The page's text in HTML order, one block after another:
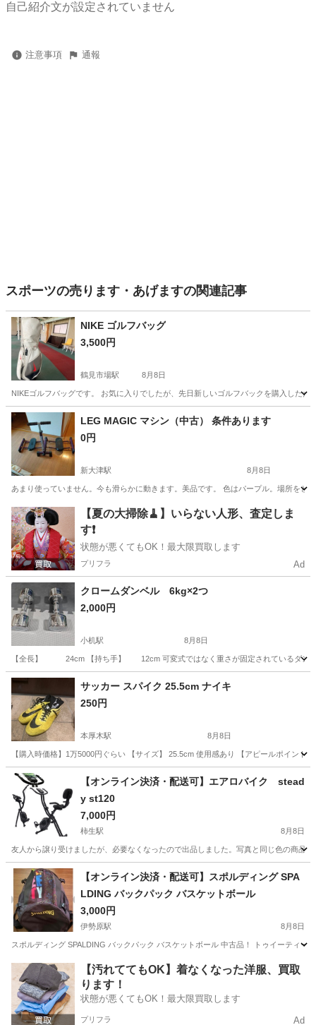
自己紹介文が設定されていません
注意事項 通報
スポーツの売ります・あげますの関連記事
NIKE ゴルフバッグ
3,500円
鶴見市場駅 8月8日
NIKEゴルフバッグです。 お気に入りでしたが、先日新しいゴルフバックを購入した
神奈川 横浜市 NIKE
LEG MAGIC マシン（中古） 条件あります
0円
新大津駅 8月8日
あまり使っていません。今も滑らかに動きます。美品です。 色はパープル。場所を
神奈川 横須賀市 新大津駅 フィットネス、トレーニング
【夏の大掃除🧹】いらない人形、査定しま
す❗️
状態が悪くてもOK！最大限買取します
プリフラ Ad
クロームダンベル 6kg×2つ
2,000円
小机駅 8月8日
【全長】 24cm 【持ち手】 12cm 可変式ではなく重さが固定されているダンベル
神奈川 横浜市 小机駅 フィットネス、トレーニング
サッカー スパイク 25.5cm ナイキ
250円
本厚木駅 8月8日
【購入時価格】1万5000円ぐらい 【サイズ】 25.5cm 使用感あり 【アピールポイン
神奈川 本厚木駅 サッカー ナイキ
【オンライン決済・配送可】エアロバイク stead
y st120
7,000円
柿生駅 8月8日
友人から譲り受けましたが、必要なくなったので出品しました。写真と同じ色の商品
神奈川 川崎市 柿生駅 フィットネス、トレーニング steady
【オンライン決済・配送可】スポルディング SPA
LDING バックパック バスケットボール
3,000円
伊勢原駅 8月8日
スポルディング SPALDING バックパック バスケットボール 中古品！ トゥイーティ
神奈川 伊勢原市 伊勢原駅 バスケットボール
【汚れててもOK】着なくなった洋服、買取
ります！
状態が悪くてもOK！最大限買取します
プリフラ Ad